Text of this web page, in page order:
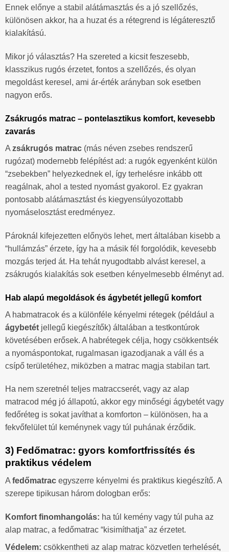
Ennek előnye a stabil alátámasztás és a jó szellőzés,
különösen akkor, ha a huzat és a rétegrend is légáteresztő
kialakítású.
Mikor jó választás? Ha szereted a kicsit feszesebb,
klasszikus rugós érzetet, fontos a szellőzés, és olyan
megoldást keresel, ami ár-érték arányban sok esetben
nagyon erős.
Zsákrugós matrac – pontelasztikus komfort, kevesebb
zavarás
A zsákrugós matrac (más néven zsebes rendszerű
rugózat) modernebb felépítést ad: a rugók egyenként külön
“zsebekben” helyezkednek el, így terhelésre inkább ott
reagálnak, ahol a tested nyomást gyakorol. Ez gyakran
pontosabb alátámasztást és kiegyensúlyozottabb
nyomáselosztást eredményez.
Pároknál kifejezetten előnyös lehet, mert általában kisebb a
“hullámzás” érzete, így ha a másik fél forgolódik, kevesebb
mozgás terjed át. Ha tehát nyugodtabb alvást keresel, a
zsákrugós kialakítás sok esetben kényelmesebb élményt ad.
Hab alapú megoldások és ágybetét jellegű komfort
A habmatracok és a különféle kényelmi rétegek (például a
ágybetét jellegű kiegészítők) általában a testkontúrok
követésében erősek. A habrétegek célja, hogy csökkentsék
a nyomáspontokat, rugalmasan igazodjanak a váll és a
csípő területéhez, miközben a matrac magja stabilan tart.
Ha nem szeretnél teljes matraccserét, vagy az alap
matracod még jó állapotú, akkor egy minőségi ágybetét vagy
fedőréteg is sokat javíthat a komforton – különösen, ha a
fekvőfelület túl keménynek vagy túl puhának érződik.
3) Fedőmatrac: gyors komfortfrissítés és
praktikus védelem
A fedőmatrac egyszerre kényelmi és praktikus kiegészítő. A
szerepe tipikusan három dologban erős:
Komfort finomhangolás: ha túl kemény vagy túl puha az
alap matrac, a fedőmatrac “kisimíthatja” az érzetet.
Védelem: csökkentheti az alap matrac közvetlen terhelését,